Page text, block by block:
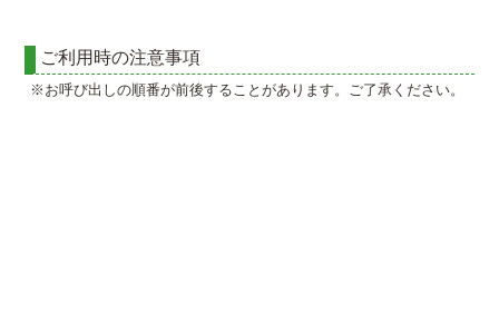
ご利用時の注意事項
※お呼び出しの順番が前後することがあります。ご了承ください。